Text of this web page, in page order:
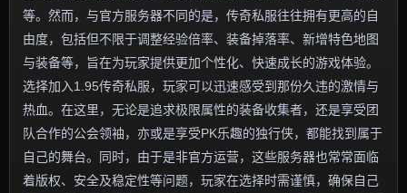
等。然而，与官方服务器不同的是，传奇私服往往拥有更高的自
由度，包括但不限于调整经验倍率、装备掉落率、新增特色地图
与装备等，旨在为玩家提供更加个性化、快速成长的游戏体验。
选择加入1.95传奇私服，玩家可以迅速感受到那份久违的激情与
热血。在这里，无论是追求极限属性的装备收集者，还是享受团
队合作的公会领袖，亦或是享受PK乐趣的独行侠，都能找到属于
自己的舞台。同时，由于是非官方运营，这些服务器也常常面临
着版权、安全及稳定性等问题，玩家在选择时需谨慎，确保自己